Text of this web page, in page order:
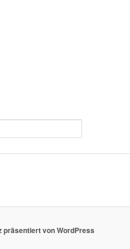
präsentiert von WordPress